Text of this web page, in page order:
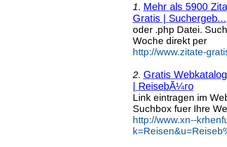
1. Mehr als 5900
Gratis | Suchergeb...
oder .php Datei.
Woche direkt per
http://www.zitate-
2. Gratis
| ReisebÃ¼ro
Link eintragen im
Suchbox fuer Ihre
http://www.xn--